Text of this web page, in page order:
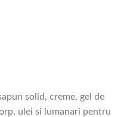
solid, creme, gel de
ulei si lumanari pentru